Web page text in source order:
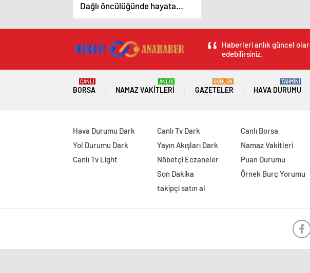
Dağlı öncülüğünde hayata
geçirilen proje çerçevesinde
kurulacak aile destek merkezi,
özel bireyler ve annelerinin
yaşam kalitesini arttıracak
Haberleri anlık güncel
edebilirsiniz.
BORSA
CANLI
NAMAZ VAKITLERI
ANLIK
GAZETELER
GÜNLÜK
HAVA DURUMU
TAHMİNİ
Hava Durumu Dark
Yol Durumu Dark
Canlı Tv Light
Canlı Tv Dark
Yayın Akışları Dark
Nöbetçi Eczaneler
Son Dakika
takipçi satın al
Canlı Borsa
Namaz Vakitleri
Puan Durumu
Örnek Burç Yorumu